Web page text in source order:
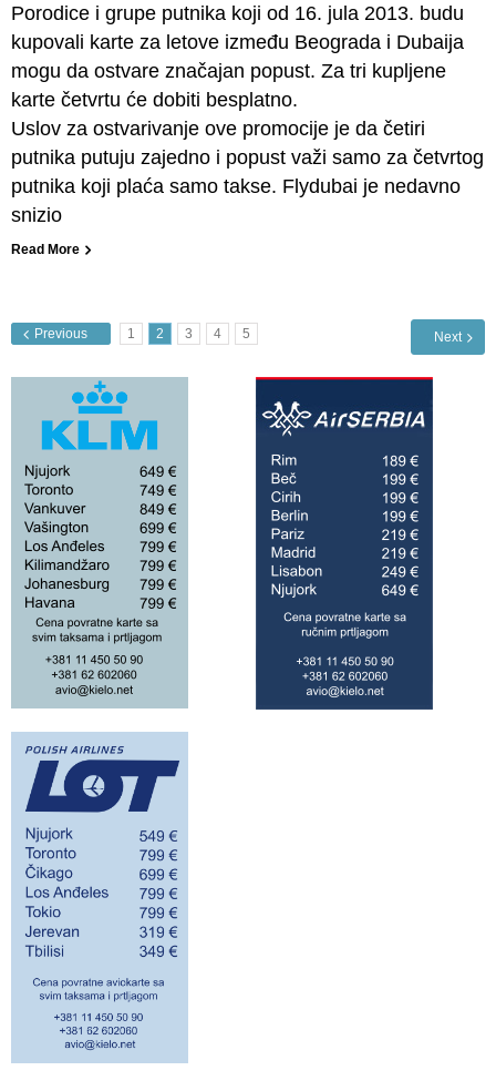
Porodice i grupe putnika koji od 16. jula 2013. budu
kupovali karte za letove između Beograda i Dubaija
mogu da ostvare značajan popust. Za tri kupljene
karte četvrtu će dobiti besplatno.
Uslov za ostvarivanje ove promocije je da četiri
putnika putuju zajedno i popust važi samo za četvrtog
putnika koji plaća samo takse. Flydubai je nedavno
snizio
Read More
Previous 1 2 3 4 5 Next